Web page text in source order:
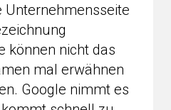
Unternehmensseite
können nicht das
mal erwähnen
Google nimmt es